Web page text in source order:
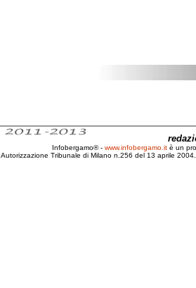
Infobergamo® - www.infobergamo.it è un
Autorizzazione Tribunale di Milano n.256 del 13 aprile